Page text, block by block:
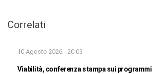
Correlati
10 Agosto 2026 - 20:03
Viabilità, conferenza stampa sui programmi